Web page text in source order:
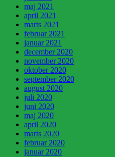
maj 2021
april 2021
marts 2021
februar 2021
januar 2021
december 2020
november 2020
oktober 2020
september 2020
august 2020
juli 2020
juni 2020
maj 2020
april 2020
marts 2020
februar 2020
januar 2020